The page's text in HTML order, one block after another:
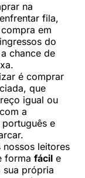
na
fila,
em
do
chance de
é comprar
que
igual ou
a
e
nossos leitores
forma fácil e
sua própria